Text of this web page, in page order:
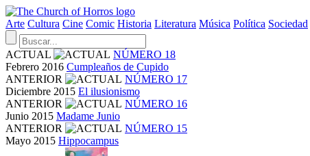
Arte Cultura Cine Comic Historia Literatura Música Política Sociedad
ACTUAL
NÚMERO 18
Febrero 2016 Cumpleaños de Cupido
ANTERIOR
NÚMERO 17
Diciembre 2015 El ilusionismo
ANTERIOR
NÚMERO 16
Junio 2015 Madame Junio
ANTERIOR
NÚMERO 15
Mayo 2015 Hippocampus